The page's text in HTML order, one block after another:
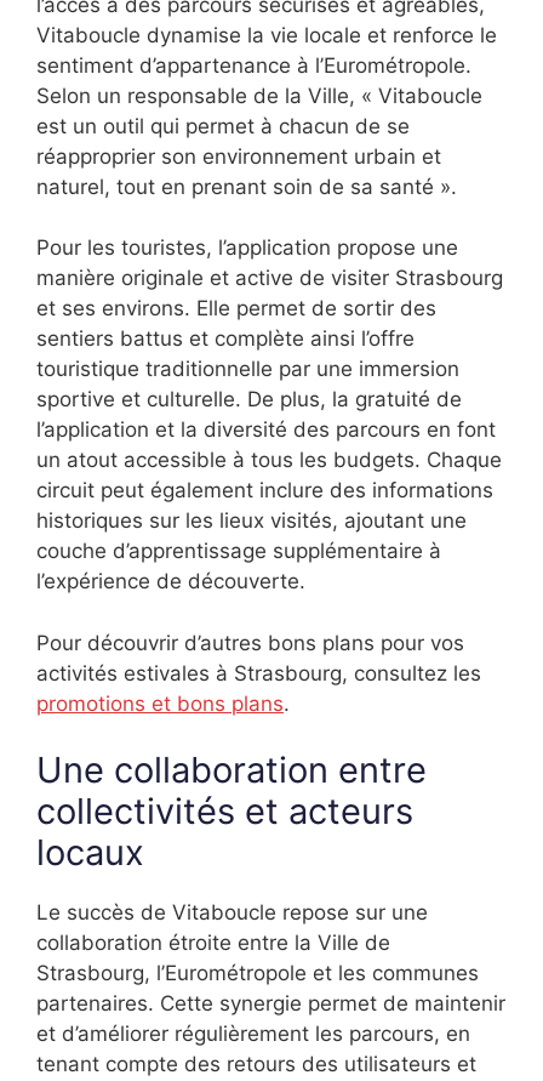
Vitaboucle dynamise la vie locale et renforce le
sentiment d’appartenance à l’Eurométropole.
Selon un responsable de la Ville, « Vitaboucle
est un outil qui permet à chacun de se
réapproprier son environnement urbain et
naturel, tout en prenant soin de sa santé ».
Pour les touristes, l’application propose une
manière originale et active de visiter Strasbourg
et ses environs. Elle permet de sortir des
sentiers battus et complète ainsi l’offre
touristique traditionnelle par une immersion
sportive et culturelle. De plus, la gratuité de
l’application et la diversité des parcours en font
un atout accessible à tous les budgets. Chaque
circuit peut également inclure des informations
historiques sur les lieux visités, ajoutant une
couche d’apprentissage supplémentaire à
l’expérience de découverte.
Pour découvrir d’autres bons plans pour vos
activités estivales à Strasbourg, consultez les
promotions et bons plans.
Une collaboration entre
collectivités et acteurs
locaux
Le succès de Vitaboucle repose sur une
collaboration étroite entre la Ville de
Strasbourg, l’Eurométropole et les communes
partenaires. Cette synergie permet de maintenir
et d’améliorer régulièrement les parcours, en
tenant compte des retours des utilisateurs et